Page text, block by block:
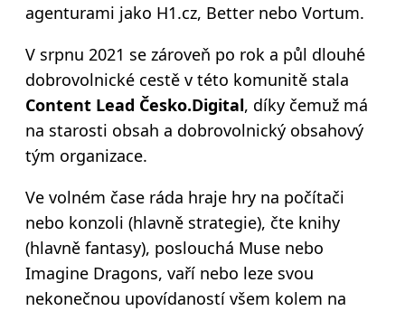
agenturami jako H1.cz, Better nebo Vortum.
V srpnu 2021 se zároveň po rok a půl dlouhé
dobrovolnické cestě v této komunitě stala
Content Lead Česko.Digital, díky čemuž má
na starosti obsah a dobrovolnický obsahový
tým organizace.
Ve volném čase ráda hraje hry na počítači
nebo konzoli (hlavně strategie), čte knihy
(hlavně fantasy), poslouchá Muse nebo
Imagine Dragons, vaří nebo leze svou
nekonečnou upovídaností všem kolem na